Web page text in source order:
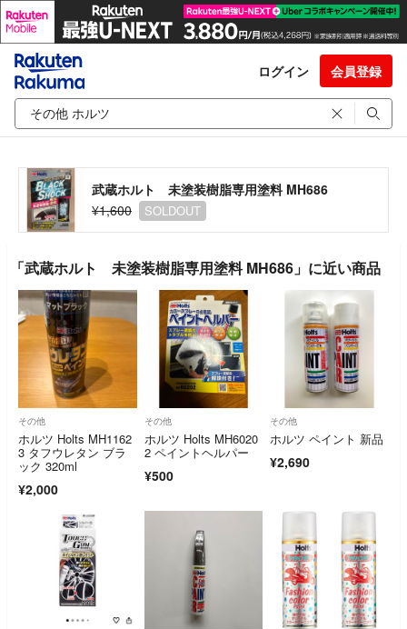
ログイン 会員登録
武蔵ホルト 未塗装樹脂専用塗料 MH686
¥1,600
SOLDOUT
「武蔵ホルト 未塗装樹脂専用塗料 MH686」に近い商品
その他
ホルツ Holts MH1162
3 タフウレタン ブラ
ック 320ml
¥2,000
その他
ホルツ Holts MH6020
2 ペイントヘルパー
¥500
その他
ホルツ ペイント 新品
¥2,690